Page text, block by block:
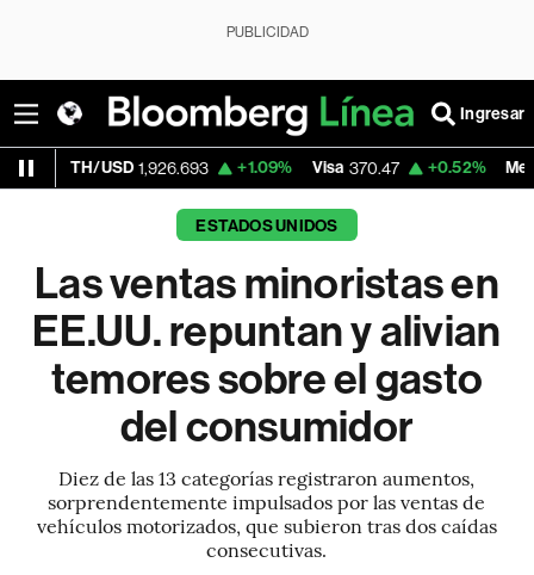
PUBLICIDAD
Ingresar
1,926.693 +1.09% Visa 370.47 +0.52% MercadoLibre
ESTADOS UNIDOS
Las ventas minoristas en
EE.UU. repuntan y alivian
temores sobre el gasto
del consumidor
Diez de las 13 categorías registraron aumentos,
sorprendentemente impulsados por las ventas de
vehículos motorizados, que subieron tras dos caídas
consecutivas.